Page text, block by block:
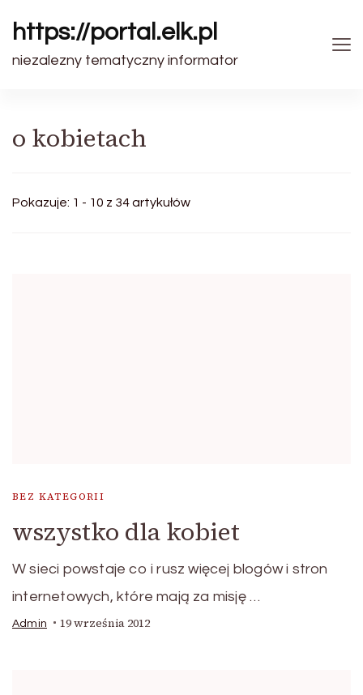
https://portal.elk.pl
niezalezny tematyczny informator
o kobietach
Pokazuje: 1 - 10 z 34 artykułów
BEZ KATEGORII
wszystko dla kobiet
W sieci powstaje co i rusz więcej blogów i stron
internetowych, które mają za misję …
Admin 19 września 2012